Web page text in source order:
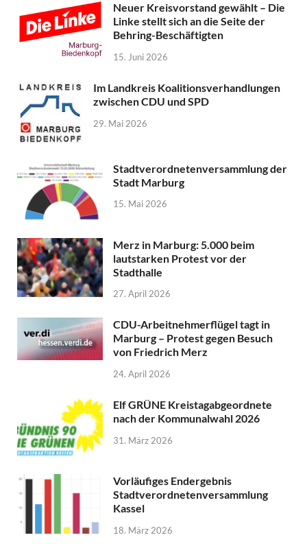
Neuer Kreisvorstand gewählt – Die
Linke stellt sich an die Seite der
Behring-Beschäftigten
15. Juni 2026
Im Landkreis Koalitionsverhandlungen
zwischen CDU und SPD
29. Mai 2026
Stadtverordnetenversammlung der
Stadt Marburg
15. Mai 2026
Merz in Marburg: 5.000 beim
lautstarken Protest vor der
Stadthalle
27. April 2026
CDU-Arbeitnehmerflügel tagt in
Marburg – Protest gegen Besuch
von Friedrich Merz
24. April 2026
Elf GRÜNE Kreistagabgeordnete
nach der Kommunalwahl 2026
31. März 2026
Vorläufiges Endergebnis
Stadtverordnetenversammlung
Kassel
18. März 2026